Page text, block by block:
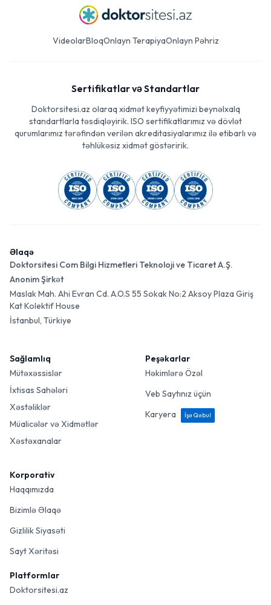
VideolarBloqOnlayn TerapiyaOnlayn Pəhriz
Sertifikatlar və Standartlar
Doktorsitesi.az olaraq xidmət keyfiyyətimizi beynəlxalq
standartlarla təsdiqləyirik. ISO sertifikatlarımız və dövlət
qurumlarımız tərəfindən verilən akreditasiyalarımız ilə etibarlı və
təhlükəsiz xidmət göstəririk.
Əlaqə
Doktorsitesi Com Bilgi Hizmetleri Teknoloji ve Ticaret A.Ş.
Anonim Şirkət
Maslak Mah. Ahi Evran Cd. A.O.S 55 Sokak No:2 Aksoy Plaza Giriş
Kat Kolektif House
İstanbul, Türkiye
Sağlamlıq
Mütəxəssislər
İxtisas Sahələri
Xəstəliklər
Müalicələr və Xidmətlər
Xəstəxanalar
Peşəkarlar
Həkimlərə Özəl
Veb Saytınız üçün
Karyera
İşə Qəbul
Korporativ
Haqqımızda
Bizimlə Əlaqə
Gizlilik Siyasəti
Sayt Xəritəsi
Platformlar
Doktorsitesi.az